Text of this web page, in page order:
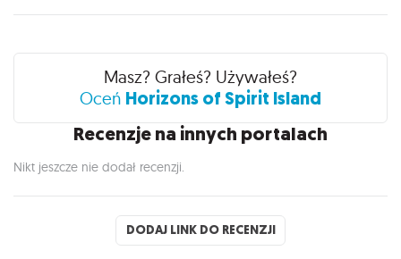
Recenzje
Masz? Grałeś? Używałeś?
Oceń Horizons of Spirit Island
Recenzje na innych portalach
Nikt jeszcze nie dodał recenzji.
DODAJ LINK DO RECENZJI